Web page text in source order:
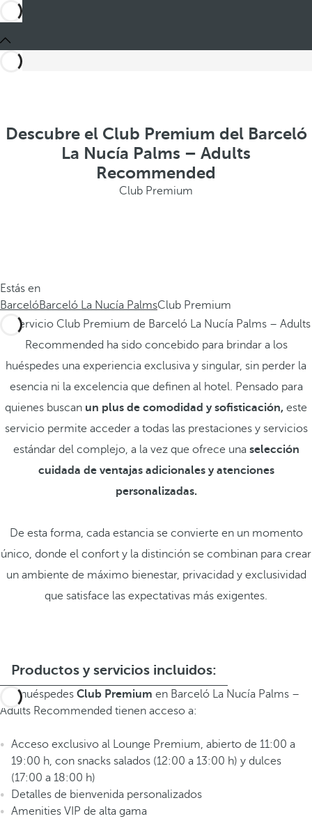
Descubre el Club Premium del Barceló
La Nucía Palms – Adults
Recommended
Club Premium
Estás en
BarcelóBarceló La Nucía PalmsClub Premium
El servicio Club Premium de Barceló La Nucía Palms – Adults
Recommended ha sido concebido para brindar a los
huéspedes una experiencia exclusiva y singular, sin perder la
esencia ni la excelencia que definen al hotel. Pensado para
quienes buscan un plus de comodidad y sofisticación, este
servicio permite acceder a todas las prestaciones y servicios
estándar del complejo, a la vez que ofrece una selección
cuidada de ventajas adicionales y atenciones
personalizadas.
De esta forma, cada estancia se convierte en un momento
único, donde el confort y la distinción se combinan para crear
un ambiente de máximo bienestar, privacidad y exclusividad
que satisface las expectativas más exigentes.
Productos y servicios incluidos:
Los huéspedes Club Premium en Barceló La Nucía Palms –
Adults Recommended tienen acceso a:
Acceso exclusivo al Lounge Premium, abierto de 11:00 a
19:00 h, con snacks salados (12:00 a 13:00 h) y dulces
(17:00 a 18:00 h)
Detalles de bienvenida personalizados
Amenities VIP de alta gama